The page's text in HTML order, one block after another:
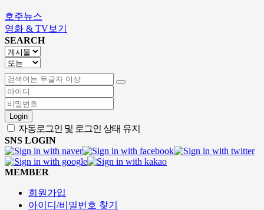
호주뉴스
영화 & TV보기
SEARCH
Login
자동로그인 및 로그인 상태 유지
SNS LOGIN
MEMBER
회원가입
아이디/비밀번호 찾기